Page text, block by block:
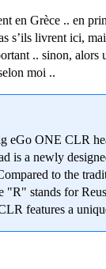
en Grèce .. en
s’ils livrent ici,
.. sinon, alors
moi ..
eGo ONE CLR
is a newly
to the
"R" stands for
features a